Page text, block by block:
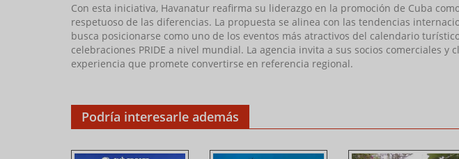
Con esta iniciativa, Havanatur reafirma su liderazgo en la promoción de Cuba
respetuoso de las diferencias. La propuesta se alinea con las tendencias
busca posicionarse como uno de los eventos más atractivos del calendario
celebraciones PRIDE a nivel mundial. La agencia invita a sus socios comerciales y
experiencia que promete convertirse en referencia regional.
Podría interesarle además